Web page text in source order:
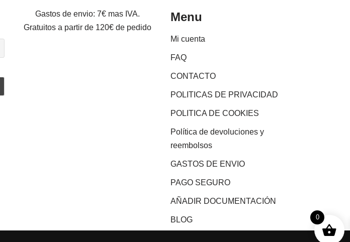
Gastos de envio: 7€ mas IVA.
Gratuitos a partir de 120€ de pedido
Menu
Mi cuenta
FAQ
CONTACTO
POLITICAS DE PRIVACIDAD
POLITICA DE COOKIES
Política de devoluciones y
reembolsos
GASTOS DE ENVIO
PAGO SEGURO
AÑADIR DOCUMENTACIÓN
BLOG 0